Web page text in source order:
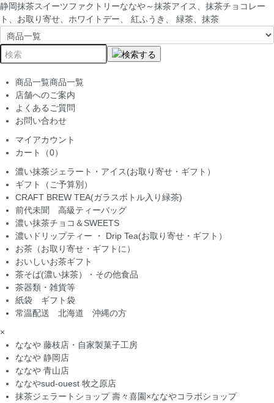
静岡抹茶スイーツファクトリーななや～抹茶アイス、抹茶チョコレー
ト、お取り寄せ、ホワイトデー、 紅ふうき、 緑茶、抹茶
商品一覧商品一覧
店舗へのご案内
よくあるご質問
お問い合わせ
マイアカウント
カート（0）
濃い抹茶ジェラート・アイス(お取り寄せ・ギフト）
ギフト（ご予算別）
CRAFT BREW TEA(ガラスボトル入り緑茶)
前代未聞 高級ティーバッグ
濃い抹茶チョコ＆SWEETS
濃いドリップティー ・ Drip Tea(お取り寄せ・ギフト）
お茶（お取り寄せ・ギフトに）
おいしいお茶ギフト
茶そば(濃い抹茶）・その他食品
茶器類・雑貨等
紙袋 ギフト袋
常温配送 北海道 沖縄の方
×
ななや 藤枝店・自家製菓子工房
ななや 静岡店
ななや 青山店
ななやsud-ouest 牧之原店
抹茶ジェラートショップ 壽々喜園×ななやコラボショップ